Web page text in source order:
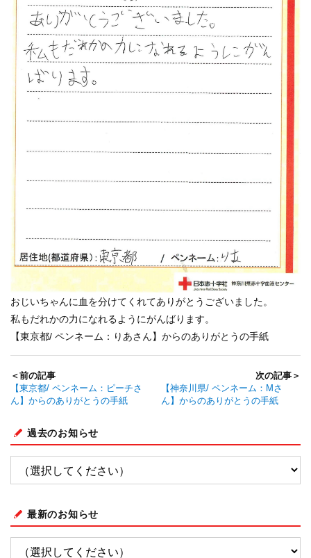
おじいちゃんに血を分けてくれてありがとうございました。
私もだれかの力になれるようにがんばります。
【東京都/ ペンネーム：りあさん】からのありがとうの手紙
＜前の記事
【東京都/ ペンネーム：ピーチさ
ん】からのありがとうの手紙
次の記事＞
【神奈川県/ ペンネーム：Mさ
ん】からのありがとうの手紙
過去のお知らせ
最新のお知らせ